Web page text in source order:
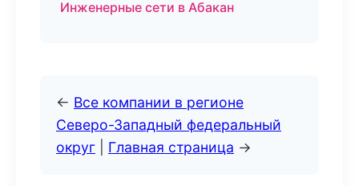
Инженерные сети в Абакан
← Все компании в регионе
Северо-Западный федеральный
округ
Главная страница →